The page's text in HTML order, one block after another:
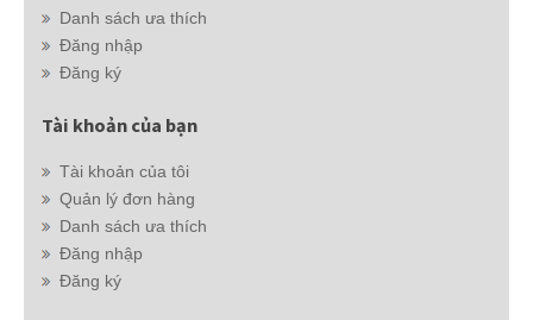
Danh sách ưa thích
Đăng nhập
Đăng ký
Tài khoản của bạn
Tài khoản của tôi
Quản lý đơn hàng
Danh sách ưa thích
Đăng nhập
Đăng ký